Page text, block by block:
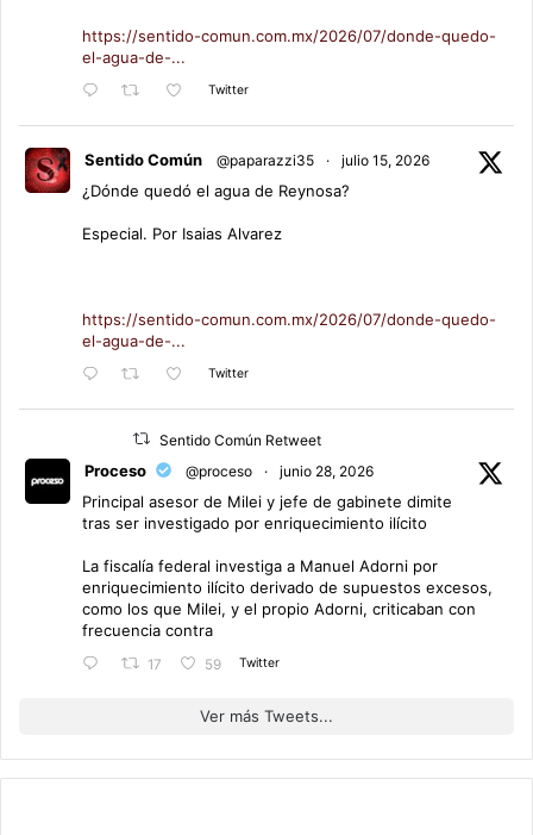
https://sentido-comun.com.mx/2026/07/donde-quedo-
el-agua-de-...
Twitter
Sentido Común @paparazzi35 · julio 15, 2026
¿Dónde quedó el agua de Reynosa?
Especial. Por Isaias Alvarez
https://sentido-comun.com.mx/2026/07/donde-quedo-
el-agua-de-...
Twitter
Sentido Común Retweet
Proceso @proceso · junio 28, 2026
Principal asesor de Milei y jefe de gabinete dimite
tras ser investigado por enriquecimiento ilícito
La fiscalía federal investiga a Manuel Adorni por
enriquecimiento ilícito derivado de supuestos excesos,
como los que Milei, y el propio Adorni, criticaban con
frecuencia contra
17 59 Twitter
Ver más Tweets...